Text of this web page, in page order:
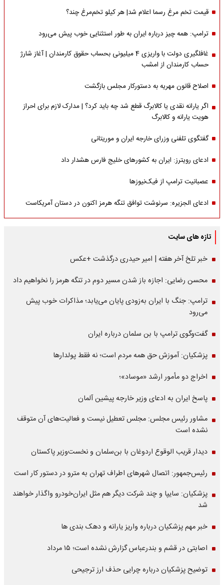
قیمت تخم مرغ رسما اعلام شد| هر کیلو تخم‌مرغ چند؟
ترامپ: همه چیز درباره ایران به طور استثنایی خوب پیش می‌رود
غافلگیری دولت با واریزی 4 میلیونی بحساب حقوق کارمندان | آغاز شارژ
حساب کارمندان از امشب
اصلاح قانون مهریه به دستورکار مجلس بازگشت
اگر یارانه نقدی یا کالابرگ قطع شد چه باید کرد؟ | مدارک لازم برای احراز
هویت یارانه و کالابرگ
گفتگوی تلفنی وزرای خارجه ایران و موریتانی
ادعای رویترز: ایران به کشورهای خلیج فارس هشدار داد
عصبانیت ترامپ از فیک‌نیوزها
ادعای الجزیره: سرنوشت توافق تنگه هرمز اکنون در دستان آمریکاست
تازه های سایت
خبر تلخ آخر هفته | امیر حیدری درگذشت +عکس
محسن رضایی: اجازه باز شدن مسیر دوم در تنگه هرمز را نخواهیم داد
ترامپ: جنگ با ایران به‌زودی پایان می‌یابد؛ مذاکرات خوب پیش
می‌رود
گفت‌وگوی ترامپ با بن سلمان درباره ایران
پزشکیان: آموزش حق همه مردم است؛ نه فقط پولدارها
اخراج دو مأمور ارشد «موساد»؛
پاسخ ایران به ادعای وزیر خارجه پیشین آلمان
مشاور رئیس مجلس: مجلس تعطیل نیست و فعالیت‌های آن متوقف
نشده است
دیدار قریب الوقوع اردوغان با بن‌سلمان و نخست‌وزیر پاکستان
رئیس‌جمهور: اتصال شهرهای اطراف تهران به مترو در دستور کار است
پزشکیان: سایپا و چند شرکت دیگر هم مثل ایران‌خودرو واگذار خواهند
شد
خبر مهم پزشکیان درباره واریز یارانه و دهک بندی ها
اصابتی در قشم و بندرعباس گزارش نشده است؛ ۱۵ مرداد
توضیح پزشکیان درباره چرایی حذف ارز ترجیحی